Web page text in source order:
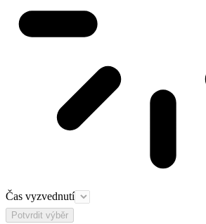
Čas vyzvednutí
Potvrdit výběr